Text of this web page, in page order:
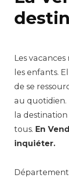
Les
les enfants.
de se
au quotidien.
la
tous. En
inquiéter.